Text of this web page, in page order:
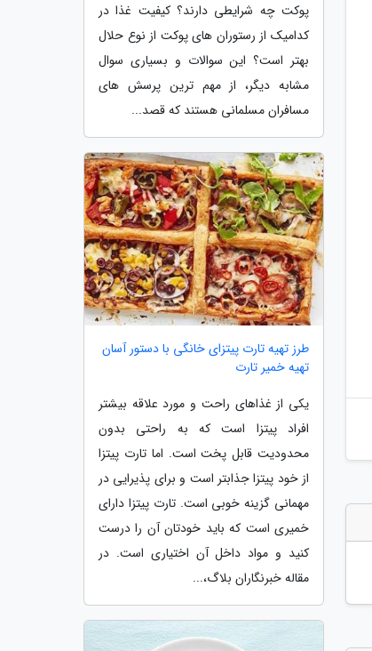
پوکت چه شرایطی دارند؟ کیفیت غذا در
کدامیک از رستوران های پوکت از نوع حلال
بهتر است؟ این سوالات و بسیاری سوال
مشابه دیگر، از مهم ترین پرسش های
مسافران مسلمانی هستند که قصد...
طرز تهیه تارت پیتزای خانگی با دستور آسان
تهیه خمیر تارت
یکی از غذاهای راحت و مورد علاقه بیشتر
افراد پیتزا است که به راحتی بدون
محدودیت قابل پخت است. اما تارت پیتزا
از خود پیتزا جذابتر است و برای پذیرایی در
مهمانی گزینه خوبی است. تارت پیتزا دارای
خمیری است که باید خودتان آن را درست
کنید و مواد داخل آن اختیاری است. در
مقاله خبرنگاران بلاگ،...